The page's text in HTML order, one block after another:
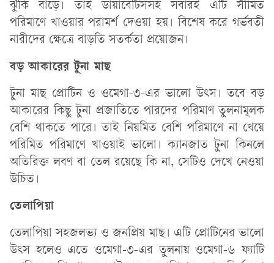
ঝুঁকি বাড়ে। তাই ডায়াবেটিসসহ সবারই এটি সীমিত
পরিমাণে খাওয়ার পরামর্শ দেওয়া হয়। বিশেষ করে গর্ভবতী
নারীদের ক্ষেত্রে বাড়তি সতর্কতা প্রয়োজন।
বড় আকারের টুনা মাছ
টুনা মাছ প্রোটিন ও ওমেগা-৩-এর ভালো উৎস। তবে বড়
আকারের কিছু টুনা প্রজাতিতে পারদের পরিমাণ তুলনামূলক
বেশি থাকতে পারে। তাই নিয়মিত বেশি পরিমাণে না খেয়ে
পরিমিত পরিমাণে খাওয়াই ভালো। ক্যানজাত টুনা কিনলে
অতিরিক্ত লবণ বা তেল রয়েছে কি না, সেটিও দেখে নেওয়া
উচিত।
তেলাপিয়া
তেলাপিয়া সহজলভ্য ও জনপ্রিয় মাছ। এটি প্রোটিনের ভালো
উৎস হলেও এতে ওমেগা-৩-এর তুলনায় ওমেগা-৬ ফ্যাটি